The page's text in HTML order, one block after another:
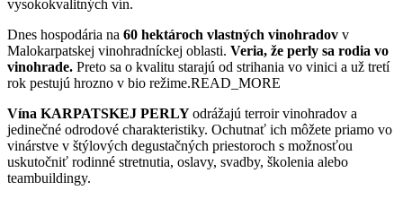
vysokokvalitných vín.
Dnes hospodária na 60 hektároch vlastných vinohradov v
Malokarpatskej vinohradníckej oblasti. Veria, že perly sa rodia vo
vinohrade. Preto sa o kvalitu starajú od strihania vo vinici a už tretí
rok pestujú hrozno v bio režime.READ_MORE
Vína KARPATSKEJ PERLYodrážajú terroir vinohradov a
jedinečné odrodové charakteristiky. Ochutnať ich môžete priamo vo
vinárstve v štýlových degustačných priestoroch s možnosťou
uskutočniť rodinné stretnutia, oslavy, svadby, školenia alebo
teambuildingy.